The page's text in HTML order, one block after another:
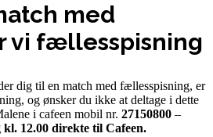
med
vi fællesspisning
dig til en match med fællesspisning, er
og ønsker du ikke at deltage i dette
i cafeen mobil nr. 27150800 –
kl. 12.00 direkte til Cafeen.